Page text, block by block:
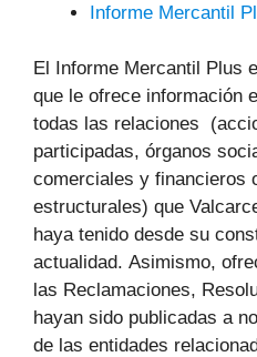
Informe Mercantil
El Informe Mercantil Plus
que le ofrece información
todas las relaciones
participadas, órganos
comerciales y financieros
estructurales) que
haya tenido desde su
actualidad. Asimismo,
las Reclamaciones,
hayan sido publicadas a
de las entidades